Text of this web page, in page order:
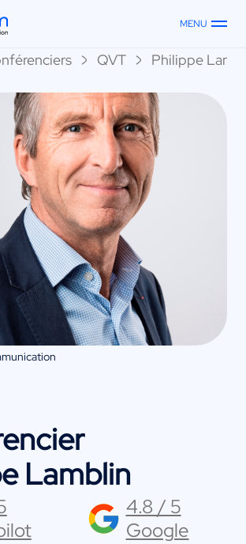
MENU
QVT Philippe
Lamblin
4.8 / 5
Google